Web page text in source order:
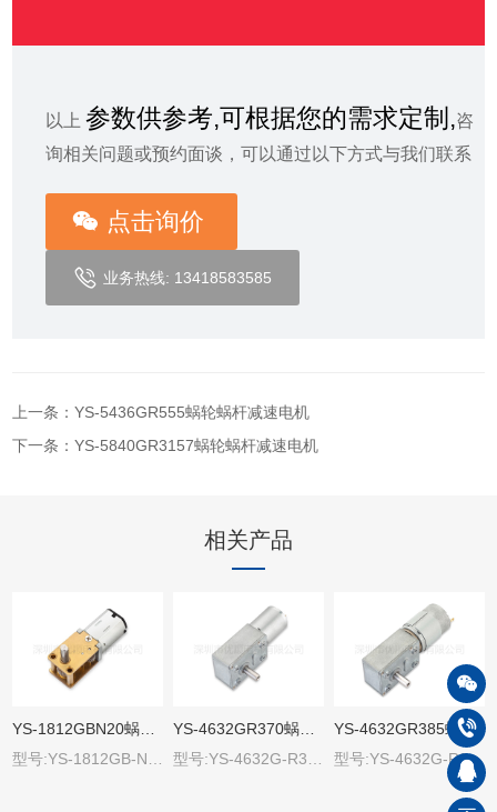
以上参数供参考,可根据您的需求定制,咨
询相关问题或预约面谈，可以通过以下方式与我们联系
点击询价
业务热线: 13418583585
上一条：YS-5436GR555蜗轮蜗杆减速电机
下一条：YS-5840GR3157蜗轮蜗杆减速电机
相关产品
YS-4632GR370蜗轮蜗杆减速电机
YS-4632GR385蜗轮蜗杆减速电机
型号:YS-4632G-R385